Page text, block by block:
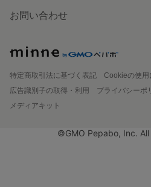
お問い合わせ
特定商取引法に基づく表記
Cookieの使用
広告識別子の取得・利用
プライバシーポ
メディアキット
©GMO Pepabo, Inc.